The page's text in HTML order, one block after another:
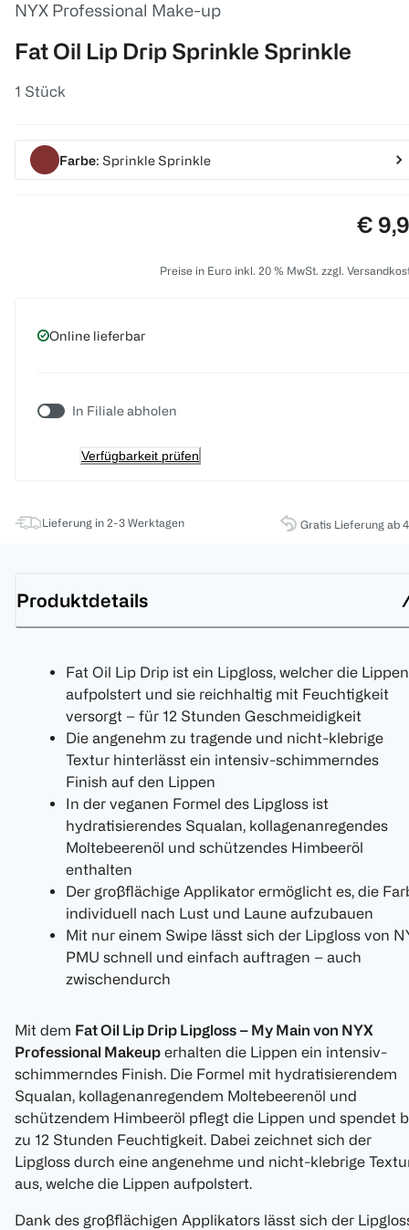
NYX Professional Make-up
Fat Oil Lip Drip Sprinkle Sprinkle
1 Stück
Farbe: Sprinkle Sprinkle
€
Preise in Euro inkl. 20 % MwSt. zzgl.
Online lieferbar
In Filiale abholen
Verfügbarkeit prüfen
Lieferung in 2-3 Werktagen Gratis Lieferung ab
Produktdetails
Fat Oil Lip Drip ist ein Lipgloss, welcher die Lippen
aufpolstert und sie reichhaltig mit Feuchtigkeit
versorgt – für 12 Stunden Geschmeidigkeit
Die angenehm zu tragende und nicht-klebrige
Textur hinterlässt ein intensiv-schimmerndes
Finish auf den Lippen
In der veganen Formel des Lipgloss ist
hydratisierendes Squalan, kollagenanregendes
Moltebeerenöl und schützendes Himbeeröl
enthalten
Der großflächige Applikator ermöglicht es, die
individuell nach Lust und Laune aufzubauen
Mit nur einem Swipe lässt sich der Lipgloss von
PMU schnell und einfach auftragen – auch
zwischendurch
Mit dem Fat Oil Lip Drip Lipgloss – My Main von NYX
Professional Makeup erhalten die Lippen ein intensiv-
schimmerndes Finish. Die Formel mit hydratisierendem
Squalan, kollagenanregendem Moltebeerenöl und
schützendem Himbeeröl pflegt die Lippen und spendet
zu 12 Stunden Feuchtigkeit. Dabei zeichnet sich der
Lipgloss durch eine angenehme und nicht-klebrige
aus, welche die Lippen aufpolstert.
Dank des großflächigen Applikators lässt sich der